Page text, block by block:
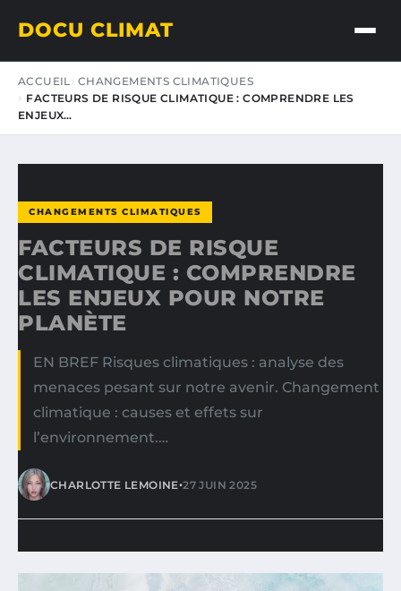
DOCU CLIMAT
ACCUEIL CHANGEMENTS CLIMATIQUES
FACTEURS DE RISQUE CLIMATIQUE : COMPRENDRE LES
ENJEUX…
CHANGEMENTS CLIMATIQUES
FACTEURS DE RISQUE
CLIMATIQUE : COMPRENDRE
LES ENJEUX POUR NOTRE
PLANÈTE
EN BREF Risques climatiques : analyse des
menaces pesant sur notre avenir. Changement
climatique : causes et effets sur
l’environnement.…
CHARLOTTE LEMOINE•27 JUIN 2025